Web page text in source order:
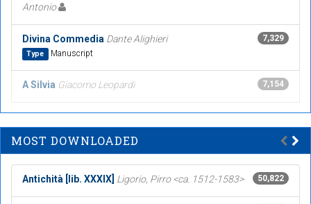
Antonio
7,329
Divina Commedia Dante Alighieri
Type Manuscript
7,154
A Silvia Giacomo Leopardi
MOST DOWNLOADED
50,822
Antichità [lib. XXXIX] Ligorio, Pirro <ca. 1512-1583>